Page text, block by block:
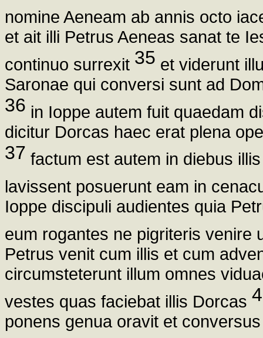
nomine Aeneam ab annis octo
et ait illi Petrus Aeneas sanat te
continuo surrexit 35 et viderunt
Saronae qui conversi sunt ad
36 in Ioppe autem fuit quaedam
dicitur Dorcas haec erat plena
37 factum est autem in diebus
lavissent posuerunt eam in
Ioppe discipuli audientes quia
eum rogantes ne pigriteris venire
Petrus venit cum illis et cum
circumsteterunt illum omnes
vestes quas faciebat illis Dorcas
ponens genua oravit et